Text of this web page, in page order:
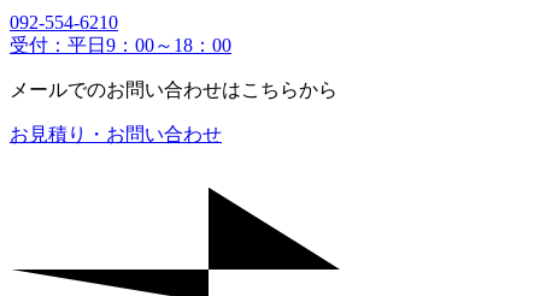
092-554-6210
受付：平日9：00～18：00
メールでのお問い合わせはこちらから
お見積り・お問い合わせ